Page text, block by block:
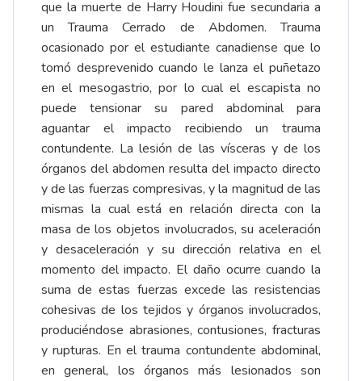
que la muerte de Harry Houdini fue secundaria a
un Trauma Cerrado de Abdomen. Trauma
ocasionado por el estudiante canadiense que lo
tomó desprevenido cuando le lanza el puñetazo
en el mesogastrio, por lo cual el escapista no
puede tensionar su pared abdominal para
aguantar el impacto recibiendo un trauma
contundente. La lesión de las vísceras y de los
órganos del abdomen resulta del impacto directo
y de las fuerzas compresivas, y la magnitud de las
mismas la cual está en relación directa con la
masa de los objetos involucrados, su aceleración
y desaceleración y su dirección relativa en el
momento del impacto. El daño ocurre cuando la
suma de estas fuerzas excede las resistencias
cohesivas de los tejidos y órganos involucrados,
produciéndose abrasiones, contusiones, fracturas
y rupturas. En el trauma contundente abdominal,
en general, los órganos más lesionados son